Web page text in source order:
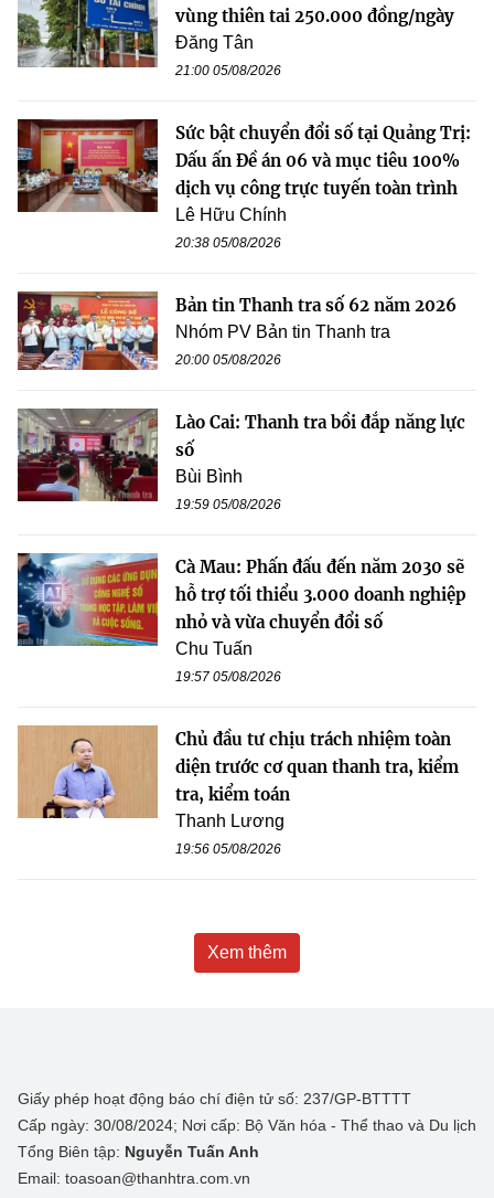
vùng thiên tai 250.000 đồng/ngày
Đăng Tân
21:00 05/08/2026
Sức bật chuyển đổi số tại Quảng Trị:
Dấu ấn Đề án 06 và mục tiêu 100%
dịch vụ công trực tuyến toàn trình
Lê Hữu Chính
20:38 05/08/2026
Bản tin Thanh tra số 62 năm 2026
Nhóm PV Bản tin Thanh tra
20:00 05/08/2026
Lào Cai: Thanh tra bồi đắp năng lực
số
Bùi Bình
19:59 05/08/2026
Cà Mau: Phấn đấu đến năm 2030 sẽ
hỗ trợ tối thiểu 3.000 doanh nghiệp
nhỏ và vừa chuyển đổi số
Chu Tuấn
19:57 05/08/2026
Chủ đầu tư chịu trách nhiệm toàn
diện trước cơ quan thanh tra, kiểm
tra, kiểm toán
Thanh Lương
19:56 05/08/2026
Xem thêm
Giấy phép hoạt động báo chí điện tử số: 237/GP-BTTTT
Cấp ngày: 30/08/2024; Nơi cấp: Bộ Văn hóa - Thể thao và Du lịch
Tổng Biên tập: Nguyễn Tuấn Anh
Email: toasoan@thanhtra.com.vn